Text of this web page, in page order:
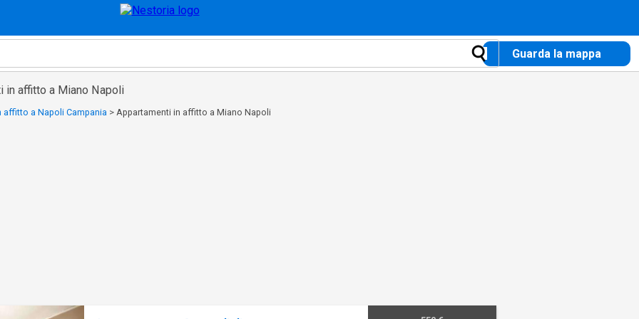
Guarda la mappa
in affitto a Miano Napoli
affitto a Napoli Campania > Appartamenti in affitto a Miano Napoli